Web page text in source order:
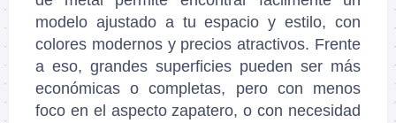
modelo ajustado a tu espacio y estilo, con
colores modernos y precios atractivos. Frente
a eso, grandes superficies pueden ser más
económicas o completas, pero con menos
foco en el aspecto zapatero, o con necesidad